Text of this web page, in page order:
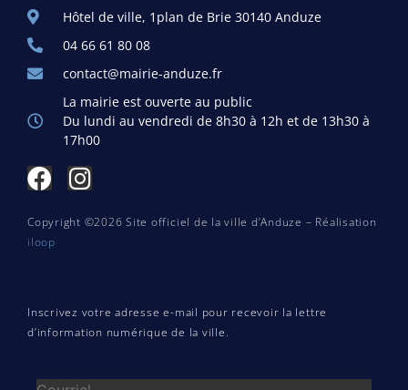
Hôtel de ville, 1plan de Brie 30140 Anduze
04 66 61 80 08
contact@mairie-anduze.fr
La mairie est ouverte au public
Du lundi au vendredi de 8h30 à 12h et de 13h30 à
17h00
Copyright ©2026 Site officiel de la ville d’Anduze – Réalisation
iloop
Inscrivez votre adresse e-mail pour recevoir la lettre
d’information numérique de la ville.